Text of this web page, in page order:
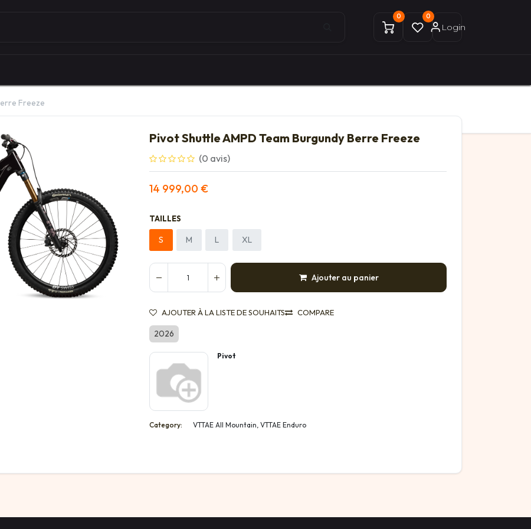
0 0
Login
Freeze
Pivot Shuttle AMPD Team Burgundy Berre Freeze
(0 avis)
14 999,00 €
TAILLES
S M L XL
Ajouter au panier
AJOUTER À LA LISTE DE SOUHAITS COMPARE
2026
Pivot
Category: VTTAE All Mountain, VTTAE Enduro